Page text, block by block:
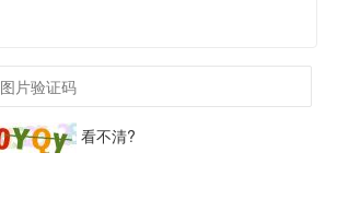
看不清?